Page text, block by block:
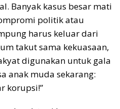
Banyak kasus besar mati
politik atau
harus keluar dari
takut sama kekuasaan,
digunakan untuk gala
anak muda sekarang:
korupsi!”